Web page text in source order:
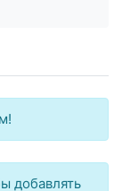
добавлять